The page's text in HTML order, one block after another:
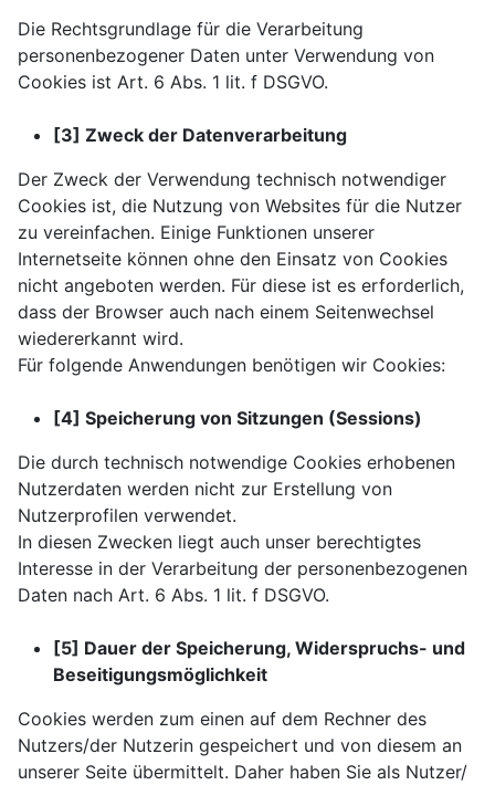
Die Rechtsgrundlage für die Verarbeitung
personenbezogener Daten unter Verwendung von
Cookies ist Art. 6 Abs. 1 lit. f DSGVO.
[3] Zweck der Datenverarbeitung
Der Zweck der Verwendung technisch notwendiger
Cookies ist, die Nutzung von Websites für die Nutzer
zu vereinfachen. Einige Funktionen unserer
Internetseite können ohne den Einsatz von Cookies
nicht angeboten werden. Für diese ist es erforderlich,
dass der Browser auch nach einem Seitenwechsel
wiedererkannt wird.
Für folgende Anwendungen benötigen wir Cookies:
[4] Speicherung von Sitzungen (Sessions)
Die durch technisch notwendige Cookies erhobenen
Nutzerdaten werden nicht zur Erstellung von
Nutzerprofilen verwendet.
In diesen Zwecken liegt auch unser berechtigtes
Interesse in der Verarbeitung der personenbezogenen
Daten nach Art. 6 Abs. 1 lit. f DSGVO.
[5] Dauer der Speicherung, Widerspruchs- und
Beseitigungsmöglichkeit
Cookies werden zum einen auf dem Rechner des
Nutzers/der Nutzerin gespeichert und von diesem an
unserer Seite übermittelt. Daher haben Sie als Nutzer/